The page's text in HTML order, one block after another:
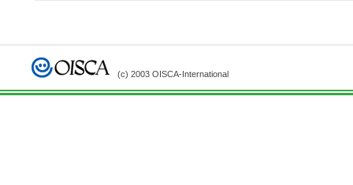
(c) 2003 OISCA-International